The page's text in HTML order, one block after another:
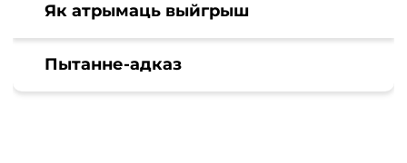
Як атрымаць выйгрыш
Пытанне-адказ